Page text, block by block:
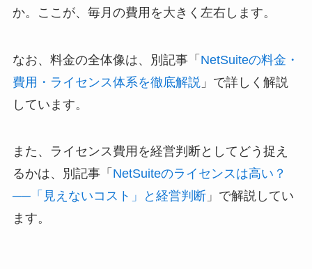
か。ここが、毎月の費用を大きく左右します。
なお、料金の全体像は、別記事「 NetSuiteの料金・
費用・ライセンス体系を徹底解説 」で詳しく解説
しています。
また、ライセンス費用を経営判断としてどう捉え
るかは、別記事「 NetSuiteのライセンスは高い？
──「見えないコスト」と経営判断」で解説してい
ます。